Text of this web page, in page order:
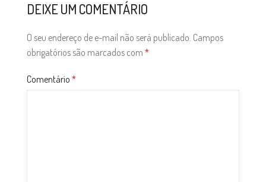
DEIXE UM COMENTÁRIO
O seu endereço de e-mail não será publicado. Campos
obrigatórios são marcados com *
Comentário *